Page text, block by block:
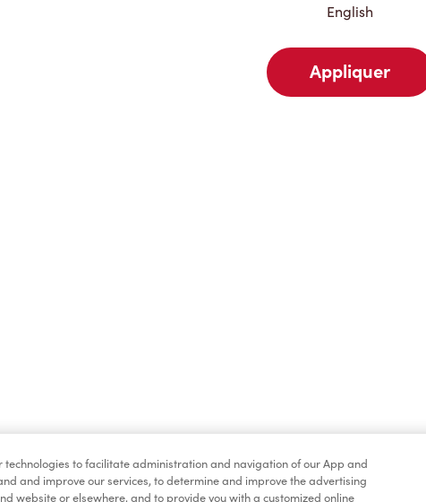
Assaisonnement
English
Appliquer
technologies to facilitate administration and navigation of our App and
and improve our services, to determine and improve the advertising
website or elsewhere, and to provide you with a customized online